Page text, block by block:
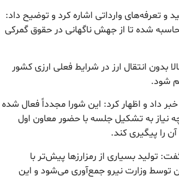
و تعرفه‌های وارداتی اشاره کرد و توضیح داد:
شده تا از جهش ناگهانی در حقوق گمرکی
بدون انتقال ارز در شرایط فعلی ارزی کشور
شود.
داد و اظهار کرد: این شورا مجدداً فعال شده
نیاز به تشکیل جلسه با حضور معاون اول
را پیگیری کند.
تولید بسیاری از رمزارزها پیش‌تر با
توسط وزارت نیرو جمع‌آوری می‌شود و این